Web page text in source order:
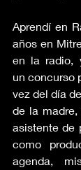
Aprendí en
años en
en la radio,
un concurso
vez del día
de la madre,
asistente de
como
agenda,